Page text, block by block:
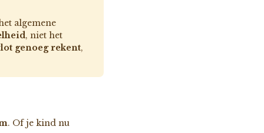
algemene
, niet het
genoeg rekent,
. Of je kind nu